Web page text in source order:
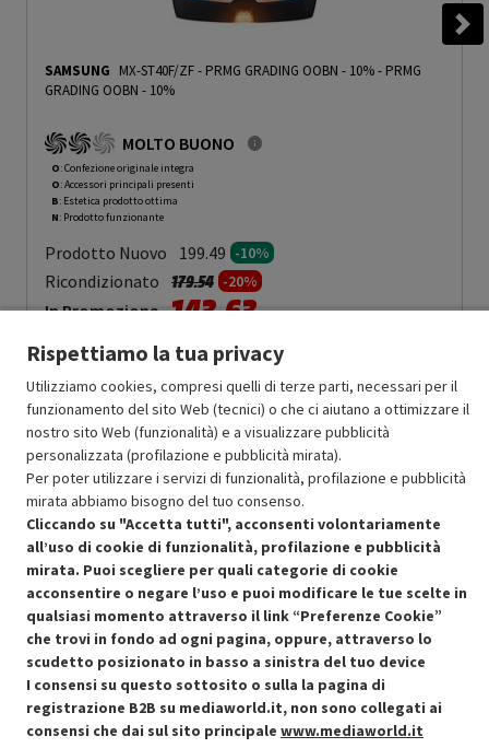
SAMSUNG MX-ST40F/ZF - PRMG GRADING OOBN - 10%- PRMG
GRADING OOBN - 10%
MOLTO BUONO
O: Confezione originale integra
O: Accessori principali presenti
B: Estetica prodotto ottima
N: Prodotto funzionante
Prodotto Nuovo 199.49 -10%
Ricondizionato Prezzo ridotto da
179.54a-20%
In Promozione 143.63
Aggiungi al carrello
OFFERTE IMPERDIBILI
Risparmio garantito rispetto al corrispondente prodotto nuovo.
Condizioni generali di vendita
Cookie Policy
Preferenze cookie
Recedere dal contratto qui
Rispettiamo la tua privacy
Utilizziamo cookies, compresi quelli di terze parti, necessari per il
funzionamento del sito Web (tecnici) o che ci aiutano a ottimizzare il
nostro sito Web (funzionalità) e a visualizzare pubblicità
personalizzata (profilazione e pubblicità mirata).
Per poter utilizzare i servizi di funzionalità, profilazione e pubblicità
mirata abbiamo bisogno del tuo consenso.
Cliccando su "Accetta tutti", acconsenti volontariamente
all’uso di cookie di funzionalità, profilazione e pubblicità
mirata. Puoi scegliere per quali categorie di cookie
acconsentire o negare l’uso e puoi modificare le tue scelte in
qualsiasi momento attraverso il link “Preferenze Cookie”
che trovi in fondo ad ogni pagina, oppure, attraverso lo
scudetto posizionato in basso a sinistra del tuo device
I consensi su questo sottosito o sulla la pagina di
registrazione B2B su mediaworld.it, non sono collegati ai
consensi che dai sul sito principale www.mediaworld.it